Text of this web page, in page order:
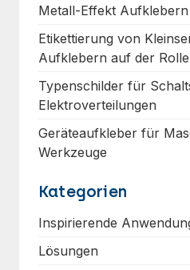
Metall-Effekt Aufklebern
Etikettierung von
Aufklebern auf der Rolle
Typenschilder für
Elektroverteilungen
Geräteaufkleber für
Werkzeuge
Kategorien
Inspirierende
Lösungen